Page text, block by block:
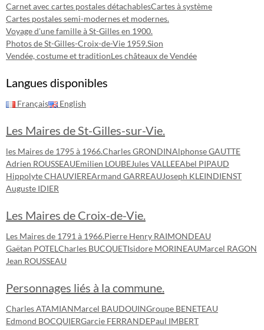
Carnet avec cartes postales détachablesCartes à système
Cartes postales semi-modernes et modernes.
Voyage d'une famille à St-Gilles en 1900.
Photos de St-Gilles-Croix-de-Vie 1959.Sion
Vendée, costume et traditionLes châteaux de Vendée
Langues disponibles
Français English
Les Maires de St-Gilles-sur-Vie.
les Maires de 1795 à 1966.Charles GRONDINAlphonse GAUTTE
Adrien ROUSSEAUEmilien LOUBEJules VALLEEAbel PIPAUD
Hippolyte CHAUVIEREArmand GARREAUJoseph KLEINDIENST
Auguste IDIER
Les Maires de Croix-de-Vie.
Les Maires de 1791 à 1966.Pierre Henry RAIMONDEAU
Gaëtan POTEL Charles BUCQUETIsidore MORINEAUMarcel RAGON
Jean ROUSSEAU
Personnages liés à la commune.
Charles ATAMIANMarcel BAUDOUINGroupe BENETEAU
Edmond BOCQUIERGarcie FERRANDEPaul IMBERT